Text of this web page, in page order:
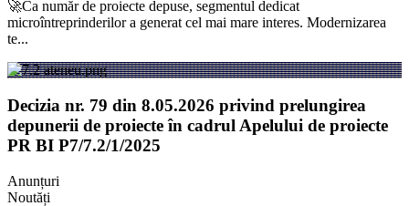
🚀Ca număr de proiecte depuse, segmentul dedicat
microîntreprinderilor a generat cel mai mare interes. Modernizarea
te...
Decizia nr. 79 din 8.05.2026 privind prelungirea
depunerii de proiecte în cadrul Apelului de proiecte
PR BI P7/7.2/1/2025
Anunțuri
Noutăți